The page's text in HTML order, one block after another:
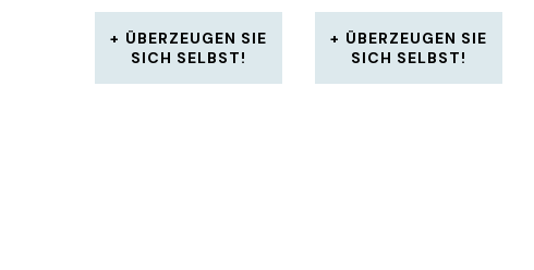
ÜBERZEUGEN SIE
SICH SELBST!
ÜBERZEUGEN SIE
SICH SELBST!